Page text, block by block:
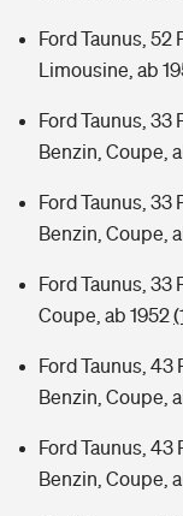
Ford Taunus, 52
Limousine, ab
Ford Taunus, 33
Benzin, Coupe,
Ford Taunus, 33
Benzin, Coupe,
Ford Taunus, 33
Coupe, ab 1952
Ford Taunus, 43
Benzin, Coupe,
Ford Taunus, 43
Benzin, Coupe,